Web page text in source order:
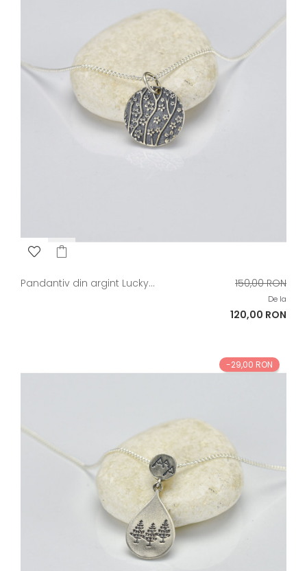
Pandantiv din argint Lucky...
Pret
baza
150,00 RON
De la
Pret
120,00 RON
-29,00 RON